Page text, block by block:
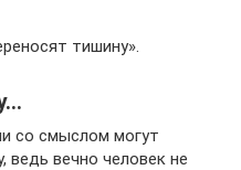
тишину».
со смыслом могут
ведь вечно человек не